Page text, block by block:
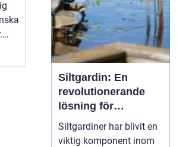
Siltgardin: En
revolutionerande
lösning för
vattenmiljöer
Siltgardiner har blivit en
viktig komponent inom